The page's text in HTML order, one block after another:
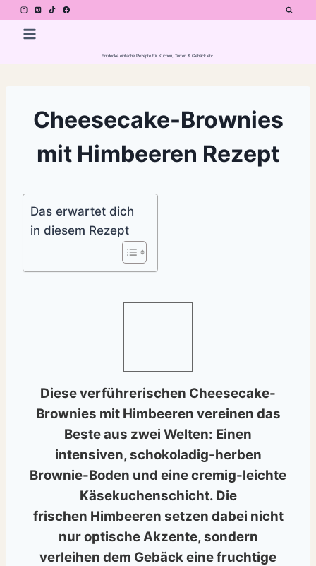
Zum
Inhalt
Entdecke einfache Rezepte für Kuchen, Torten & Gebäck etc.
Cheesecake-Brownies
mit Himbeeren Rezept
Das erwartet dich
in diesem Rezept
Diese verführerischen Cheesecake-
Brownies mit Himbeeren vereinen das
Beste aus zwei Welten: Einen
intensiven, schokoladig-herben
Brownie-Boden und eine cremig-leichte
Käsekuchenschicht. Die
frischen Himbeeren setzen dabei nicht
nur optische Akzente, sondern
verleihen dem Gebäck eine fruchtige